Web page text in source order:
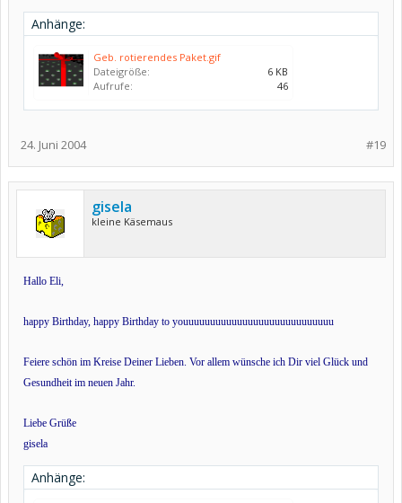
Anhänge:
Geb. rotierendes Paket.gif
Dateigröße:
6 KB
Aufrufe:
46
#19
24. Juni 2004
gisela
kleine Käsemaus
Hallo Eli,
happy Birthday, happy Birthday to youuuuuuuuuuuuuuuuuuuuuuuuuuuu
Feiere schön im Kreise Deiner Lieben. Vor allem wünsche ich Dir viel Glück und
Gesundheit im neuen Jahr.
Liebe Grüße
gisela
Anhänge: